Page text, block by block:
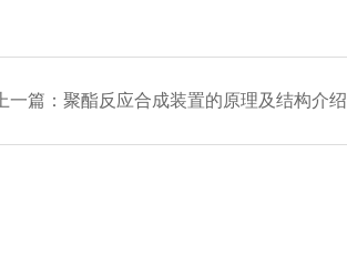
上一篇： 聚酯反应合成装置的原理及结构介绍